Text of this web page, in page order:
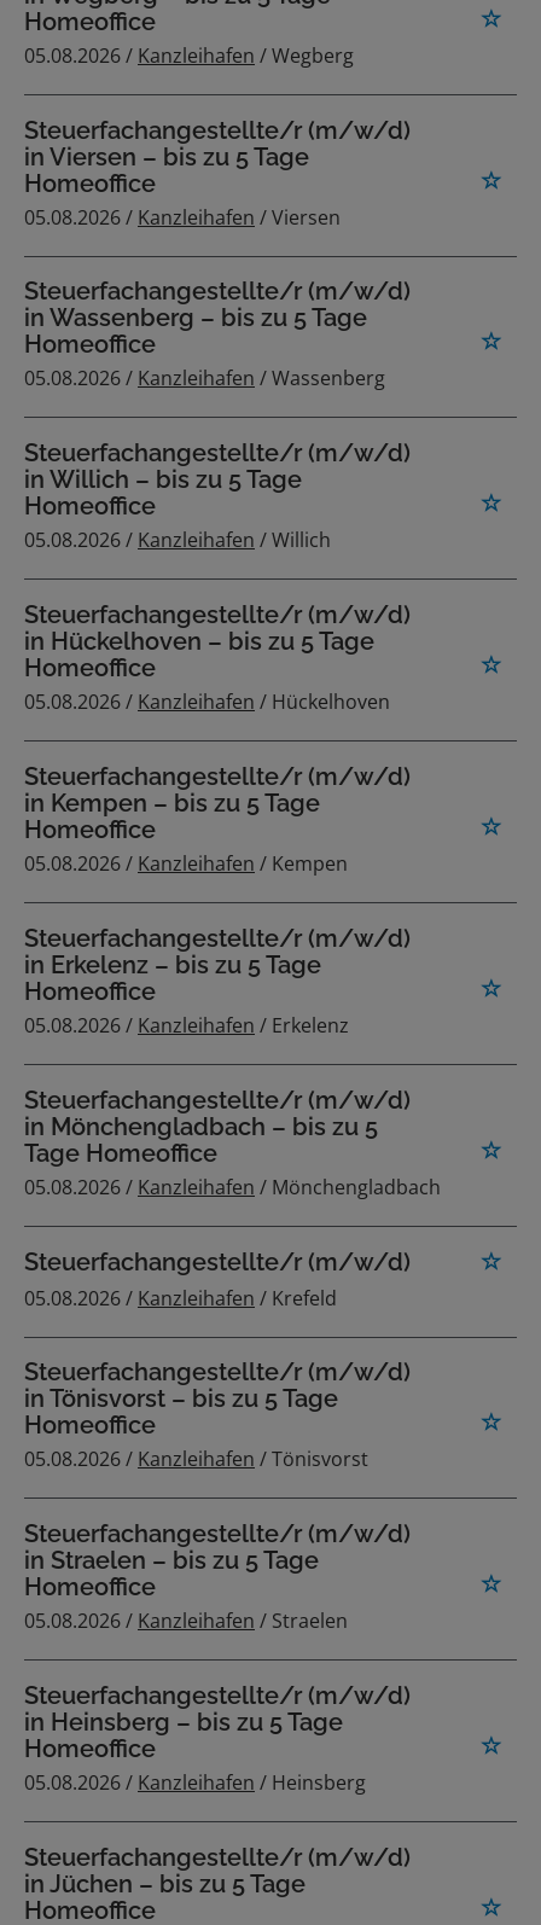
Homeoffice
05.08.2026 / Kanzleihafen / Wegberg
Steuerfachangestellte/r (m/w/d)
in Viersen – bis zu 5 Tage
Homeoffice
05.08.2026 / Kanzleihafen / Viersen
Steuerfachangestellte/r (m/w/d)
in Wassenberg – bis zu 5 Tage
Homeoffice
05.08.2026 / Kanzleihafen / Wassenberg
Steuerfachangestellte/r (m/w/d)
in Willich – bis zu 5 Tage
Homeoffice
05.08.2026 / Kanzleihafen / Willich
Steuerfachangestellte/r (m/w/d)
in Hückelhoven – bis zu 5 Tage
Homeoffice
05.08.2026 / Kanzleihafen / Hückelhoven
Steuerfachangestellte/r (m/w/d)
in Kempen – bis zu 5 Tage
Homeoffice
05.08.2026 / Kanzleihafen / Kempen
Steuerfachangestellte/r (m/w/d)
in Erkelenz – bis zu 5 Tage
Homeoffice
05.08.2026 / Kanzleihafen / Erkelenz
Steuerfachangestellte/r (m/w/d)
in Mönchengladbach – bis zu 5
Tage Homeoffice
05.08.2026 / Kanzleihafen / Mönchengladbach
Steuerfachangestellte/r (m/w/d)
05.08.2026 / Kanzleihafen / Krefeld
Steuerfachangestellte/r (m/w/d)
in Tönisvorst – bis zu 5 Tage
Homeoffice
05.08.2026 / Kanzleihafen / Tönisvorst
Steuerfachangestellte/r (m/w/d)
in Straelen – bis zu 5 Tage
Homeoffice
05.08.2026 / Kanzleihafen / Straelen
Steuerfachangestellte/r (m/w/d)
in Heinsberg – bis zu 5 Tage
Homeoffice
05.08.2026 / Kanzleihafen / Heinsberg
Steuerfachangestellte/r (m/w/d)
in Jüchen – bis zu 5 Tage
Homeoffice